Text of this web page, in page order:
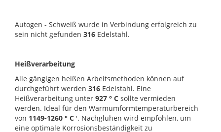
Autogen - Schweiß wurde in Verbindung erfolgreich zu
sein nicht gefunden 316 Edelstahl.
Heißverarbeitung
Alle gängigen heißen Arbeitsmethoden können auf
durchgeführt werden 316 Edelstahl. Eine
Heißverarbeitung unter 927 ° C sollte vermieden
werden. Ideal für den Warmumformtemperaturbereich
von 1149-1260 ° C '. Nachglühen wird empfohlen, um
eine optimale Korrosionsbeständigkeit zu